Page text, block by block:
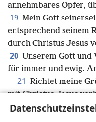
annehmbares Opfer,
19 Mein Gott
entsprechend seinem
durch Christus Jesus
20 Unserem Gott
für immer und ewig.
21 Richtet meine
mit Christus Jesus
mir sind, lassen